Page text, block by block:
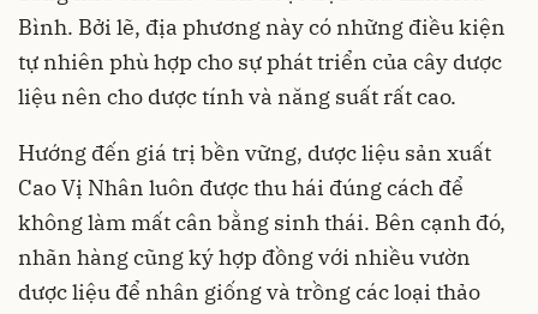
Bình. Bởi lẽ, địa phương này có những điều kiện
tự nhiên phù hợp cho sự phát triển của cây dược
liệu nên cho dược tính và năng suất rất cao.
Hướng đến giá trị bền vững, dược liệu sản xuất
Cao Vị Nhân luôn được thu hái đúng cách để
không làm mất cân bằng sinh thái. Bên cạnh đó,
nhãn hàng cũng ký hợp đồng với nhiều vườn
dược liệu để nhân giống và trồng các loại thảo